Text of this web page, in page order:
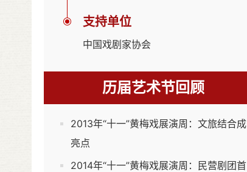
支持单位
中国戏剧家协会
历届艺术节回顾
2013年“十一”黄梅戏展演周：文旅结合成
亮点
2014年“十一”黄梅戏展演周：民营剧团首